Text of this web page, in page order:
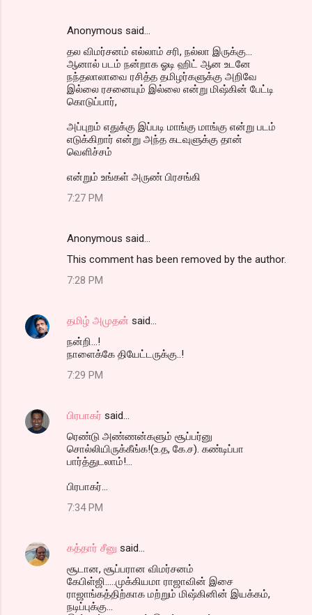
Anonymous said…
தல விமர்சனம் எல்லாம் சரி, நல்லா இருக்கு...
ஆனால் படம் நன்றாக ஓடி ஹிட் ஆன உடனே
நந்தலாலாவை ரசித்த தமிழர்களுக்கு அறிவே
இல்லை ரசனையும் இல்லை என்று மிஷ்கின் பேட்டி
கொடுப்பார்,
அப்புறம் எதுக்கு இப்படி மாங்கு மாங்கு என்று படம்
எடுக்கிறார் என்று அந்த கடவுளுக்கு தான்
வெளிச்சம்
என்றும் உங்கள் அருண் பிரசங்கி
7:27 PM
Anonymous said…
This comment has been removed by the author.
7:28 PM
தமிழ் அமுதன் said…
நன்றி...!
நாளைக்கே தியேட்டருக்கு..!
7:29 PM
பிரபாகர் said…
ரெண்டு அண்ணன்களும் சூப்பர்னு
சொல்லியிருக்கீங்க!(உ.த, கே.ச). கண்டிப்பா
பார்த்துடலாம்!...
பிரபாகர்...
7:34 PM
கத்தார் சீனு said…
சூடான, சூப்பரான விமர்சனம்
கேபிள்ஜி.....முக்கியமா ராஜாவின் இசை
ராஜாங்கத்திற்காக மற்றும் மிஷ்கினின் இயக்கம்,
நடிப்புக்கு...